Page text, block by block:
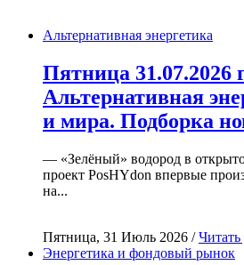
Альтернативная энергетика
Пятница 31.07.2026
Альтернативная
и мира. Подборка
— «Зелёный» водород в
проект PosHYdon впервые
на...
Пятница, 31 Июль 2026 /Читать
Энергетика и фондовый рынок